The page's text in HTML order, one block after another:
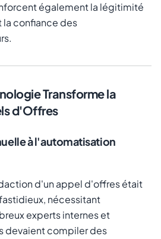
également la légitimité
la confiance des
Transforme la
d'Offres
à l'automatisation
d'un appel d'offres était
nécessitant
experts internes et
devaient compiler des